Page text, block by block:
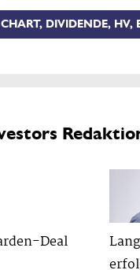
DIVIDENDE, HV,
Deal